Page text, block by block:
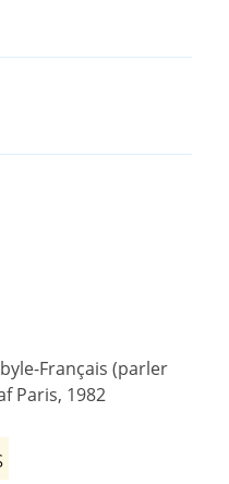
Français (parler
Paris, 1982